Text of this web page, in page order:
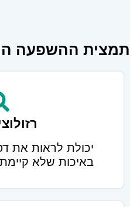
תמצית ההשפעה
יכולת לראות את
באיכות שלא